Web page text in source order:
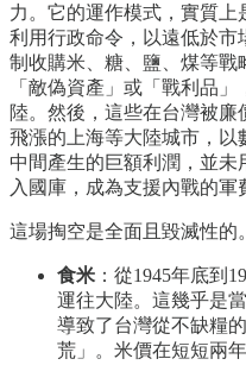
力。它的運作模式，實質上
利用行政命令，以遠低於市
制收購米、糖、鹽、煤等戰
「敵偽資產」或「戰利品
陸。然後，這些在台灣被
飛漲的上海等大陸城市，以
中間產生的巨額利潤，並
入國庫，成為支援內戰的軍
這場掏空是全面且毀滅性的
食米 ：從1945年底到
運往大陸。這幾乎是
導致了台灣從不缺糧
荒」。米價在短短兩